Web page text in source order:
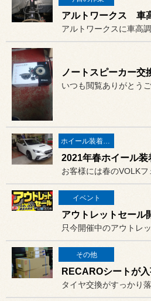
アルトワークス 車
ノートスピーカー交
ホイール装着事例
イベント
アウトレットセール
その他
RECAROシートが入